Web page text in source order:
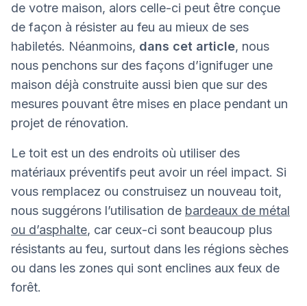
de votre maison, alors celle-ci peut être conçue
de façon à résister au feu au mieux de ses
habiletés. Néanmoins, dans cet article, nous
nous penchons sur des façons d’ignifuger une
maison déjà construite aussi bien que sur des
mesures pouvant être mises en place pendant un
projet de rénovation.
Le toit est un des endroits où utiliser des
matériaux préventifs peut avoir un réel impact. Si
vous remplacez ou construisez un nouveau toit,
nous suggérons l’utilisation de bardeaux de métal
ou d’asphalte, car ceux-ci sont beaucoup plus
résistants au feu, surtout dans les régions sèches
ou dans les zones qui sont enclines aux feux de
forêt.